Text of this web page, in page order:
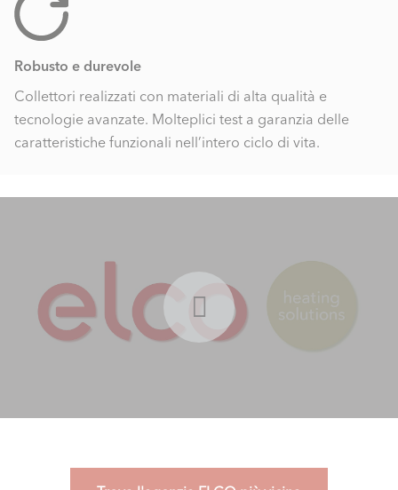
Robusto e durevole
Collettori realizzati con materiali di alta qualità e
tecnologie avanzate. Molteplici test a garanzia delle
caratteristiche funzionali nell’intero ciclo di vita.